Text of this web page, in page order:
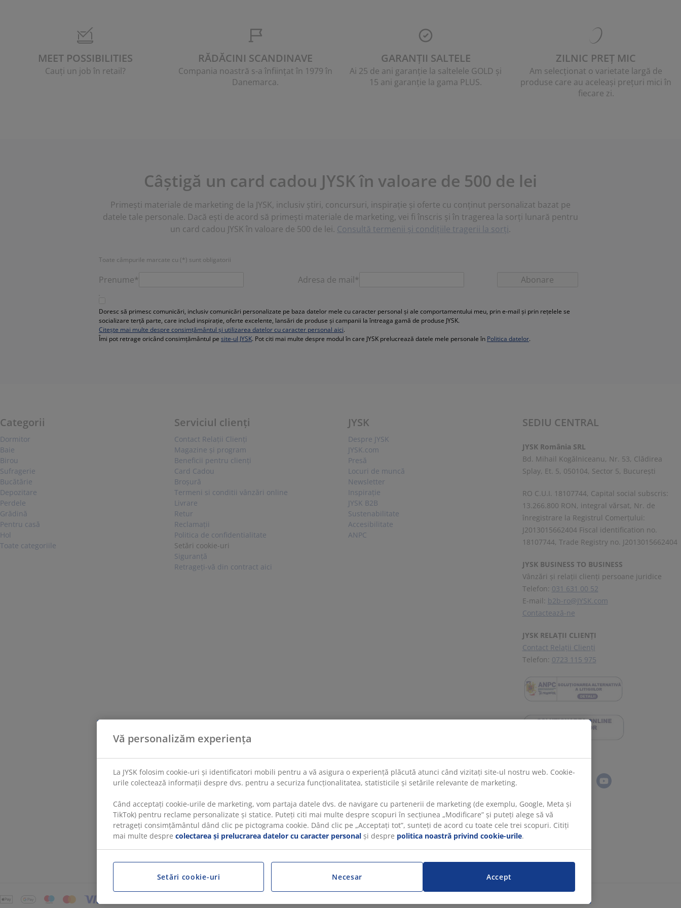
MEET POSSIBILITIES
Cauți un job în retail?
RĂDĂCINI SCANDINAVE
Compania noastră s-a înființat în 1979 în
Danemarca.
GARANȚII SALTELE
Ai 25 de ani garanție la saltelele GOLD și
15 ani garanție la gama PLUS.
ZILNIC PREȚ MIC
Am selecționat o varietate largă de
produse care au aceleași prețuri mici în
fiecare zi.
Câștigă un card cadou JYSK în valoare de 500 de lei
Primești materiale de marketing de la JYSK, inclusiv știri, concursuri, inspirație și oferte cu conținut personalizat bazat pe
datele tale personale. Dacă ești de acord să primești materiale de marketing, vei fi înscris și în tragerea la sorți lunară pentru
un card cadou JYSK în valoare de 500 de lei. Consultă termenii și condițiile tragerii la sorți .
Toate câmpurile marcate cu (*) sunt obligatorii
Prenume* Adresa de mail* Abonare
Doresc să primesc comunicări, inclusiv comunicări personalizate pe baza datelor mele cu caracter personal și ale comportamentului meu, prin e-mail și prin rețelele se
socializare terță parte, care includ inspirație, oferte excelente, lansări de produse și campanii la întreaga gamă de produse JYSK.
Citește mai multe despre consimțământul și utilizarea datelor cu caracter personal aici.
Îmi pot retrage oricând consimțământul pe site-ul JYSK. Pot citi mai multe despre modul în care JYSK prelucrează datele mele personale în Politica datelor.
Categorii
Dormitor
Baie
Birou
Sufragerie
Bucătărie
Depozitare
Perdele
Grădină
Pentru casă
Hol
Toate categoriile
Serviciul clienți
Contact Relații Clienți
Magazine și program
Beneficii pentru clienți
Card Cadou
Broșură
Termeni si conditii vânzări online
Livrare
Retur
Reclamaţii
Politica de confidentialitate
Setări cookie-uri
Siguranță
Retrageți-vă din contract aici
JYSK
Despre JYSK
JYSK.com
Presă
Locuri de muncă
Newsletter
Inspirație
JYSK B2B
Sustenabilitate
Accesibilitate
ANPC
SEDIU CENTRAL
JYSK România SRL
Bd. Mihail Kogălniceanu, Nr. 53, Clădirea
Splay, Et. 5, 050104, Sector 5, București
RO C.U.I. 18107744, Capital social subscris:
13.266.800 RON, integral vărsat, Nr. de
înregistrare la Registrul Comerţului:
J2013015662404 Fiscal identification no.
18107744, Trade Registry no. J2013015662404
JYSK BUSINESS TO BUSINESS
Vânzări și relații clienți persoane juridice
Telefon: 031 631 00 52
E-mail: b2b-ro@JYSK.com
Contactează-ne
JYSK RELAȚII CLIENȚI
Contact Relații Clienți
Telefon: 0723 115 975
Urmărește JYSK
Vă personalizăm experiența
La JYSK folosim cookie-uri și identificatori mobili pentru a vă asigura o experiență plăcută atunci când vizitați site-ul nostru web. Cookie-
urile colectează informații despre dvs. pentru a securiza funcționalitatea, statisticile și setările relevante de marketing.
Când acceptați cookie-urile de marketing, vom partaja datele dvs. de navigare cu partenerii de marketing (de exemplu, Google, Meta și
TikTok) pentru reclame personalizate și statice. Puteți citi mai multe despre scopuri în secțiunea „Modificare” și puteți alege să vă
retrageți consimțământul dând clic pe pictograma cookie. Dând clic pe „Acceptați tot”, sunteți de acord cu toate cele trei scopuri. Citiți
mai multe despre colectarea și prelucrarea datelor cu caracter personal și despre politica noastră privind cookie-urile.
Accept
Setări cookie-uri Necesar